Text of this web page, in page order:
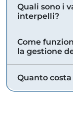
Quali sono i
interpelli?
Come
la gestione
Quanto